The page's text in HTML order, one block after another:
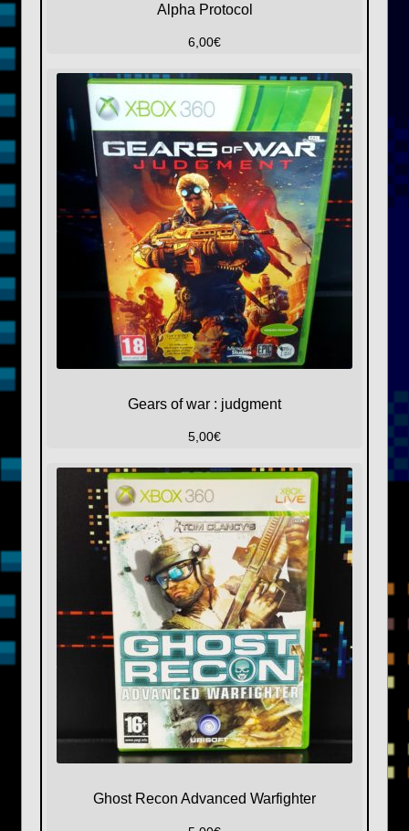
Alpha Protocol
6,00€
Gears of war : judgment
5,00€
Ghost Recon Advanced Warfighter